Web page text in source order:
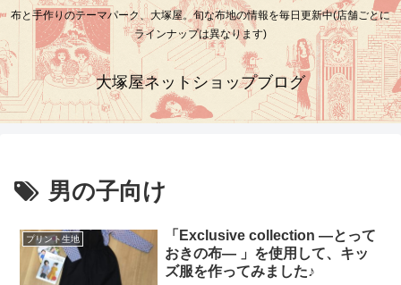
布と手作りのテーマパーク、大塚屋。旬な布地の情報を毎日更新中(店舗ごとに
ラインナップは異なります)
大塚屋ネットショップブログ
男の子向け
プリント生地
「Exclusive collection ―とって
おきの布― 」を使用して、キッ
ズ服を作ってみました♪